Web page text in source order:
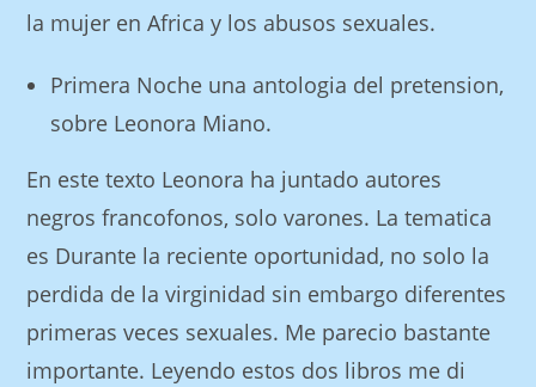
la mujer en Africa y los abusos sexuales.
Primera Noche una antologia del pretension,
sobre Leonora Miano.
En este texto Leonora ha juntado autores
negros francofonos, solo varones. La tematica
es Durante la reciente oportunidad, no solo la
perdida de la virginidad sin embargo diferentes
primeras veces sexuales. Me parecio bastante
importante. Leyendo estos dos libros me di